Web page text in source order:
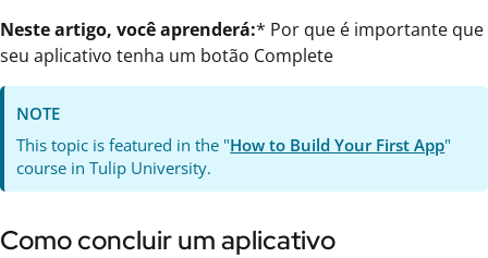
Neste artigo, você aprenderá:* Por que é importante que
seu aplicativo tenha um botão Complete
NOTE
This topic is featured in the "How to Build Your First App"
course in Tulip University.
Como concluir um aplicativo